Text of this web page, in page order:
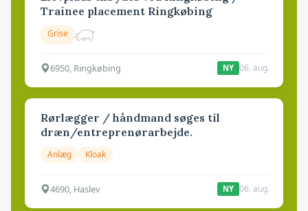
Trainee placement Ringkøbing
Grise
6950, Ringkøbing NY 06. aug.
Rørlægger / håndmand søges til
dræn/entreprenørarbejde.
Anlæg Kloak
4690, Haslev NY 06. aug.